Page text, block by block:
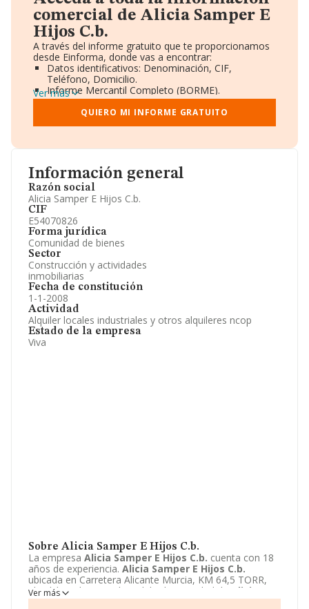
Información general
Razón social
Alicia Samper E Hijos C.b.
CIF
E54070826
Forma jurídica
Comunidad de bienes
Sector
Construcción y actividades
inmobiliarias
Fecha de constitución
1-1-2008
Actividad
Alquiler locales industriales y otros alquileres ncop
Estado de la empresa
Viva
Sobre Alicia Samper E Hijos C.b.
La empresa Alicia Samper E Hijos C.b. cuenta con 18
años de experiencia. Alicia Samper E Hijos C.b.
ubicada en Carretera Alicante Murcia, KM 64,5 TORR,
Elx/elche, Alicante. El modelo de sociedad de
Alicia
Samper E Hijos C.b.es Comunidad de bienes.
Ver más
comercial de Alicia Samper E
Hijos C.b.
A través del informe gratuito que te proporcionamos
desde Einforma, donde vas a encontrar:
Datos identificativos: Denominación, CIF,
Teléfono, Domicilio.
Informe Mercantil Completo (BORME).
Gráficos de Evolución Ventas y Empleados.
Consejo de Administración y Administradores.
Directivos y Ejecutivos.
Información oficial y registral complementaria.
Ver más
QUIERO MI INFORME GRATUITO